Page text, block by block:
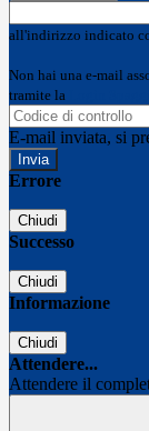
all'indirizzo indicato
Non hai una e-mail
tramite la
E-mail inviata, si
Errore
Chiudi
Successo
Chiudi
Informazione
Chiudi
Attendere...
Attendere il